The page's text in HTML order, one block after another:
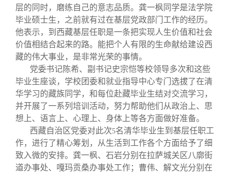
联系我们
层的同时，磨练自己的意志品质。龚一枫同学是法学院
毕业硕士生，之前就有过在基层党政部门工作的经历。
他表示，到西藏基层任职是一条把实现人生价值和社会
价值相结合起来的路。能把个人有限的生命献给建设西
藏的伟大事业，是非常光荣的事情。
党委书记陈希、副书记史宗恺等校领导多次和这些
毕业生座谈，学校团委和就业指导中心专门选拔了在清
华学习的藏族同学，和每位赴藏毕业生结对交流学习，
并开展了一系列培训活动，努力帮助他们从政治上、思
想上、语言上、心理上、身体上等各方面做好准备。
西藏自治区党委对此次5名清华毕业生到基层任职工
作，进行了精心筹划，从生活到工作各个方面给予了细
致入微的安排。龚一枫、石岩分别在拉萨城关区八廓街
道办事处、嘎玛贡桑办事处工作；曹伟、解文光分别在